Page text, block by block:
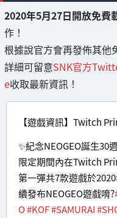
2020年5月27日開放免費
作！
根據說官方會再發佈其他
詳細可留意SNK官方
e收取最新資訊！
【遊戲資訊】Twitch
✨紀念NEOGEO誕生30
限定期間內在Twitch
第一彈共7款遊戲於
續發布NEOGEO遊戲唷?
O#KOF#SAMURAI